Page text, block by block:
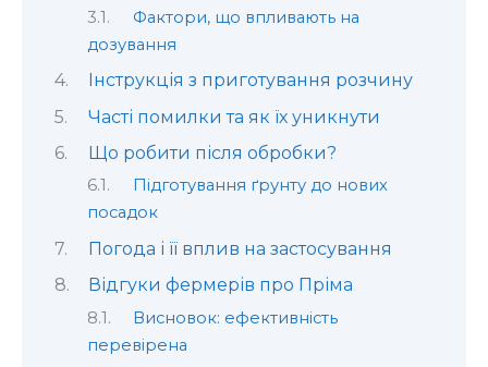
Фактори, що впливають на
дозування
Інструкція з приготування розчину
Часті помилки та як їх уникнути
Що робити після обробки?
Підготування ґрунту до нових
посадок
Погода і її вплив на застосування
Відгуки фермерів про Пріма
Висновок: ефективність
перевірена